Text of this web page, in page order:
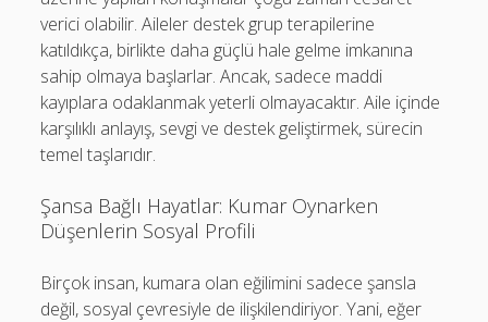
verici olabilir. Aileler destek grup terapilerine
katıldıkça, birlikte daha güçlü hale gelme imkanına
sahip olmaya başlarlar. Ancak, sadece maddi
kayıplara odaklanmak yeterli olmayacaktır. Aile içinde
karşılıklı anlayış, sevgi ve destek geliştirmek, sürecin
temel taşlarıdır.
Şansa Bağlı Hayatlar: Kumar Oynarken
Düşenlerin Sosyal Profili
Birçok insan, kumara olan eğilimini sadece şansla
değil, sosyal çevresiyle de ilişkilendiriyor. Yani, eğer